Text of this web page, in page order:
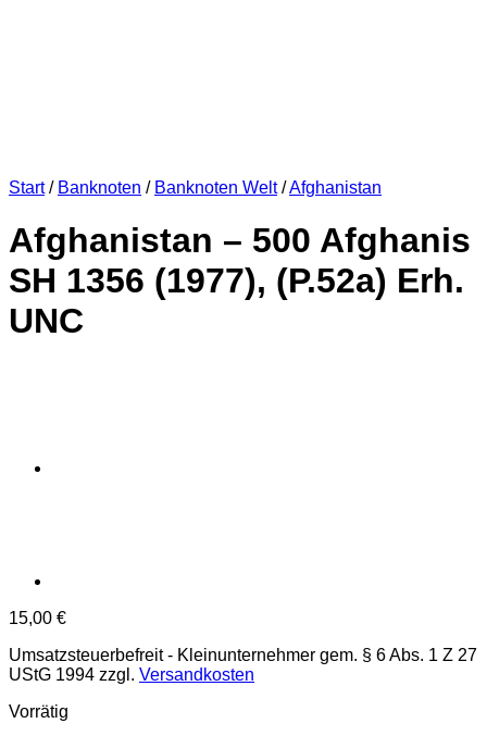
Start / Banknoten / Banknoten Welt /Afghanistan
Afghanistan – 500 Afghanis
SH 1356 (1977), (P.52a) Erh.
UNC
15,00 €
Umsatzsteuerbefreit - Kleinunternehmer gem. § 6 Abs. 1 Z 27
UStG 1994 zzgl. Versandkosten
Vorrätig